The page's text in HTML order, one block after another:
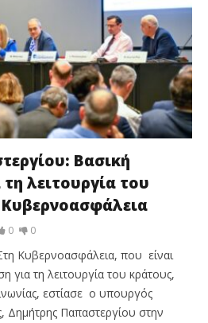
Βασική
λειτουργία του
Κυβερνοασφάλεια
0 0
Κυβερνοασφάλεια, που είναι
για τη λειτουργία του κράτους,
εστίασε ο υπουργός
Δημήτρης Παπαστεργίου στην